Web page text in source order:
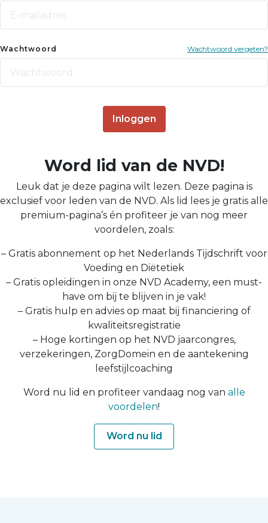
Wachtwoord Wachtwoord vergeten?
Inloggen
Word lid van de NVD!
Leuk dat je deze pagina wilt lezen. Deze pagina is
exclusief voor leden van de NVD. Als lid lees je gratis alle
premium-pagina’s én profiteer je van nog meer
voordelen, zoals:
– Gratis abonnement op het Nederlands Tijdschrift voor
Voeding en Diëtetiek
– Gratis opleidingen in onze NVD Academy, een must-
have om bij te blijven in je vak!
– Gratis hulp en advies op maat bij financiering of
kwaliteitsregistratie
– Hoge kortingen op het NVD jaarcongres,
verzekeringen, ZorgDomein en de aantekening
leefstijlcoaching
Word nu lid en profiteer vandaag nog van alle
voordelen!
Word nu lid